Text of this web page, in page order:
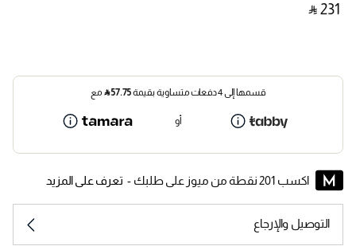
‎ ⃁ ⁦231⁩ ‎
قسمها إلى 4 دفعات متساوية بقيمة 57.75
⃁ مع
أو
اكسب 201 نقطة من ميوز على طلبك - تعرف على المزيد
التوصيل والإرجاع